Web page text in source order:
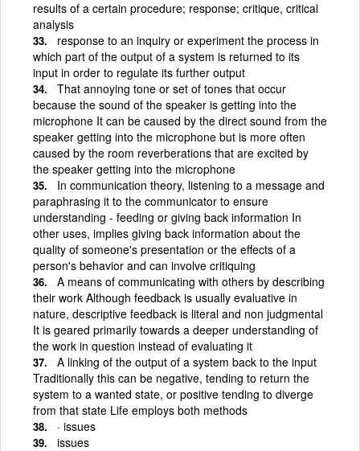
results of a certain procedure; response; critique, critical
analysis
response to an inquiry or experiment the process in
which part of the output of a system is returned to its
input in order to regulate its further output
That annoying tone or set of tones that occur
because the sound of the speaker is getting into the
microphone It can be caused by the direct sound from the
speaker getting into the microphone but is more often
caused by the room reverberations that are excited by
the speaker getting into the microphone
In communication theory, listening to a message and
paraphrasing it to the communicator to ensure
understanding - feeding or giving back information In
other uses, implies giving back information about the
quality of someone's presentation or the effects of a
person's behavior and can involve critiquing
A means of communicating with others by describing
their work Although feedback is usually evaluative in
nature, descriptive feedback is literal and non judgmental
It is geared primarily towards a deeper understanding of
the work in question instead of evaluating it
A linking of the output of a system back to the input
Traditionally this can be negative, tending to return the
system to a wanted state, or positive tending to diverge
from that state Life employs both methods
· issues
issues